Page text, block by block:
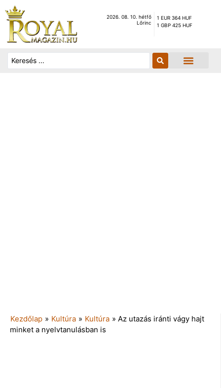
2026. 08. 10. hétfő
Lőrinc
1 EUR 364 HUF
1 GBP 425 HUF
Kezdőlap » Kultúra » Kultúra » Az utazás iránti vágy hajt
minket a nyelvtanulásban is